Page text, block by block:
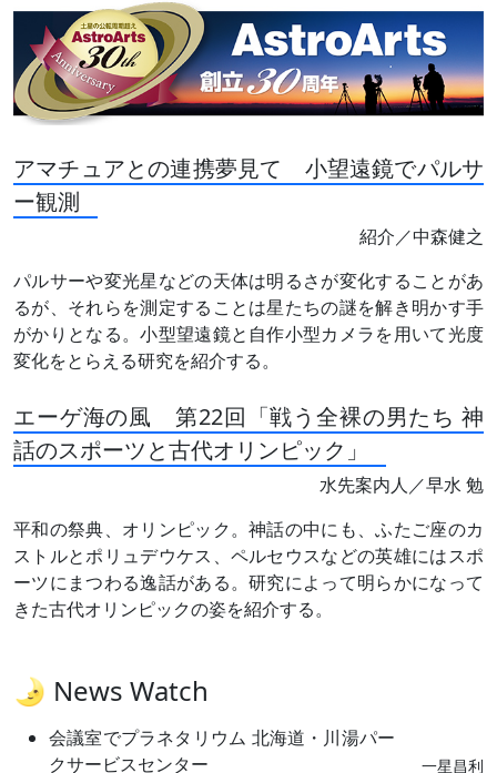
アマチュアとの連携夢見て 小望遠鏡でパルサ
ー観測
紹介／中森健之
パルサーや変光星などの天体は明るさが変化することがあ
るが、それらを測定することは星たちの謎を解き明かす手
がかりとなる。小型望遠鏡と自作小型カメラを用いて光度
変化をとらえる研究を紹介する。
エーゲ海の風 第22回「戦う全裸の男たち 神
話のスポーツと古代オリンピック」
水先案内人／早水 勉
平和の祭典、オリンピック。神話の中にも、ふたご座のカ
ストルとポリュデウケス、ペルセウスなどの英雄にはスポ
ーツにまつわる逸話がある。研究によって明らかになって
きた古代オリンピックの姿を紹介する。
🌛 News Watch
会議室でプラネタリウム 北海道・川湯パー
クサービスセンター
一星昌利